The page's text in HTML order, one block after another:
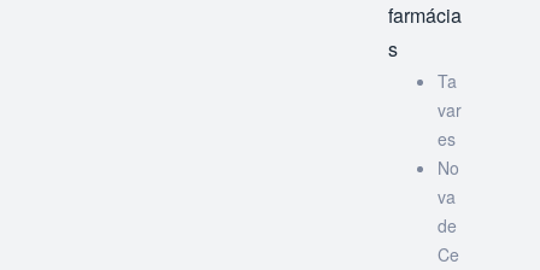
farmácia
s
Ta
var
es
No
va
de
Ce